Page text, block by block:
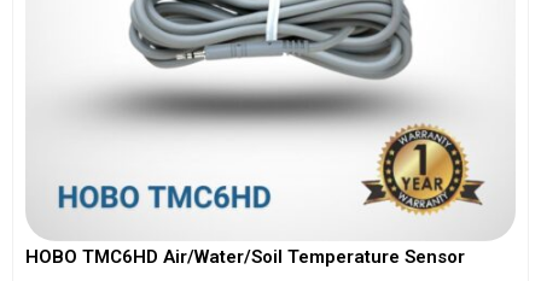
HOBO TMC6HD Air/Water/Soil Temperature Sensor